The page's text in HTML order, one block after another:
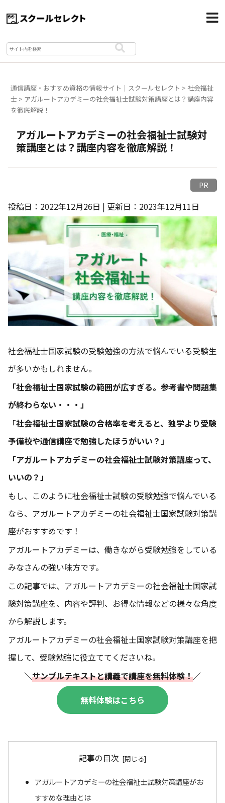
通信講座・おすすめ資格の情報サイト｜スクールセレクト >社会福祉
士 > アガルートアカデミーの社会福祉士試験対策講座とは？講座内容
を徹底解説！
アガルートアカデミーの社会福祉士試験対
策講座とは？講座内容を徹底解説！
PR
投稿日：2022年12月26日 | 更新日：2023年12月11日
社会福祉士国家試験の受験勉強の方法で悩んでいる受験生
が多いかもしれません。
「社会福祉士国家試験の範囲が広すぎる。参考書や問題集
が終わらない・・・」
「社会福祉士国家試験の合格率を考えると、独学より受験
予備校や通信講座で勉強したほうがいい？」
「アガルートアカデミーの社会福祉士試験対策講座って、
いいの？」
もし、このように社会福祉士試験の受験勉強で悩んでいる
なら、アガルートアカデミーの社会福祉士国家試験対策講
座がおすすめです！
アガルートアカデミーは、働きながら受験勉強をしている
みなさんの強い味方です。
この記事では、アガルートアカデミーの社会福祉士国家試
験対策講座を、内容や評判、お得な情報などの様々な角度
から解説します。
アガルートアカデミーの社会福祉士国家試験対策講座を把
握して、受験勉強に役立ててくださいね。
＼サンプルテキストと講義で講座を無料体験！／
無料体験はこちら
記事の目次
アガルートアカデミーの社会福祉士試験対策講座がお
すすめな理由とは